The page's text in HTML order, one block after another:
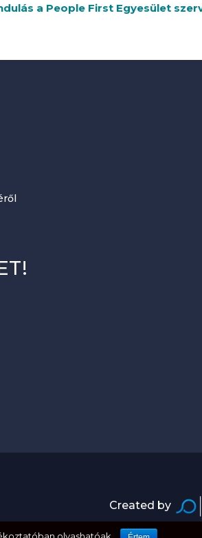
a People First Egyesület
Created by